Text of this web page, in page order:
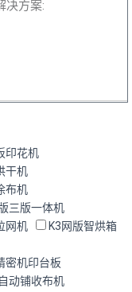
印花机
干机
布机
三版一体机
网机
K3网版智烘箱
密机印台板
动铺收布机